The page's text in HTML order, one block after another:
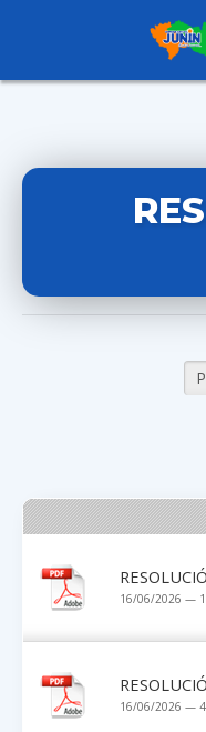
16/06/2026 —
16/06/2026 —